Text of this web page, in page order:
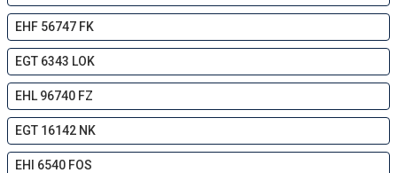
EHF 56747 FK
EGT 6343 LOK
EHL 96740 FZ
EGT 16142 NK
EHI 6540 FOS